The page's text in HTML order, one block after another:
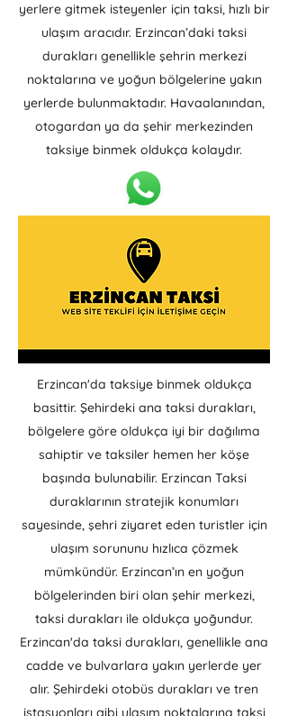
yerlere gitmek isteyenler için taksi, hızlı bir
ulaşım aracıdır. Erzincan’daki taksi
durakları genellikle şehrin merkezi
noktalarına ve yoğun bölgelerine yakın
yerlerde bulunmaktadır. Havaalanından,
otogardan ya da şehir merkezinden
taksiye binmek oldukça kolaydır.
Erzincan'da taksiye binmek oldukça
basittir. Şehirdeki ana taksi durakları,
bölgelere göre oldukça iyi bir dağılıma
sahiptir ve taksiler hemen her köşe
başında bulunabilir. Erzincan Taksi
duraklarının stratejik konumları
sayesinde, şehri ziyaret eden turistler için
ulaşım sorununu hızlıca çözmek
mümkündür. Erzincan’ın en yoğun
bölgelerinden biri olan şehir merkezi,
taksi durakları ile oldukça yoğundur.
Erzincan'da taksi durakları, genellikle ana
cadde ve bulvarlara yakın yerlerde yer
alır. Şehirdeki otobüs durakları ve tren
istasyonları gibi ulaşım noktalarına taksi